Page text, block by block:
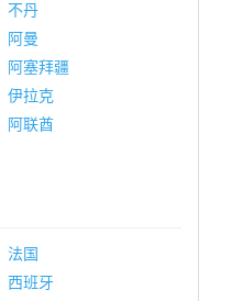
不丹
阿曼
阿塞拜疆
伊拉克
阿联酋
法国
西班牙